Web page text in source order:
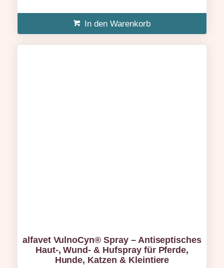
In den Warenkorb
alfavet VulnoCyn® Spray – Antiseptisches
Haut-, Wund- & Hufspray für Pferde,
Hunde, Katzen & Kleintiere